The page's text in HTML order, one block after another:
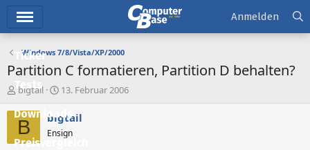
Ticker
Tests
Downloads
Preisvergleich
Anmelden
Windows 7/8/Vista/XP/2000
Partition C formatieren, Partition D behalten?
E
s
e
bigtail
E
s
t
e
13. Februar 2006
B bigtail
Ensign